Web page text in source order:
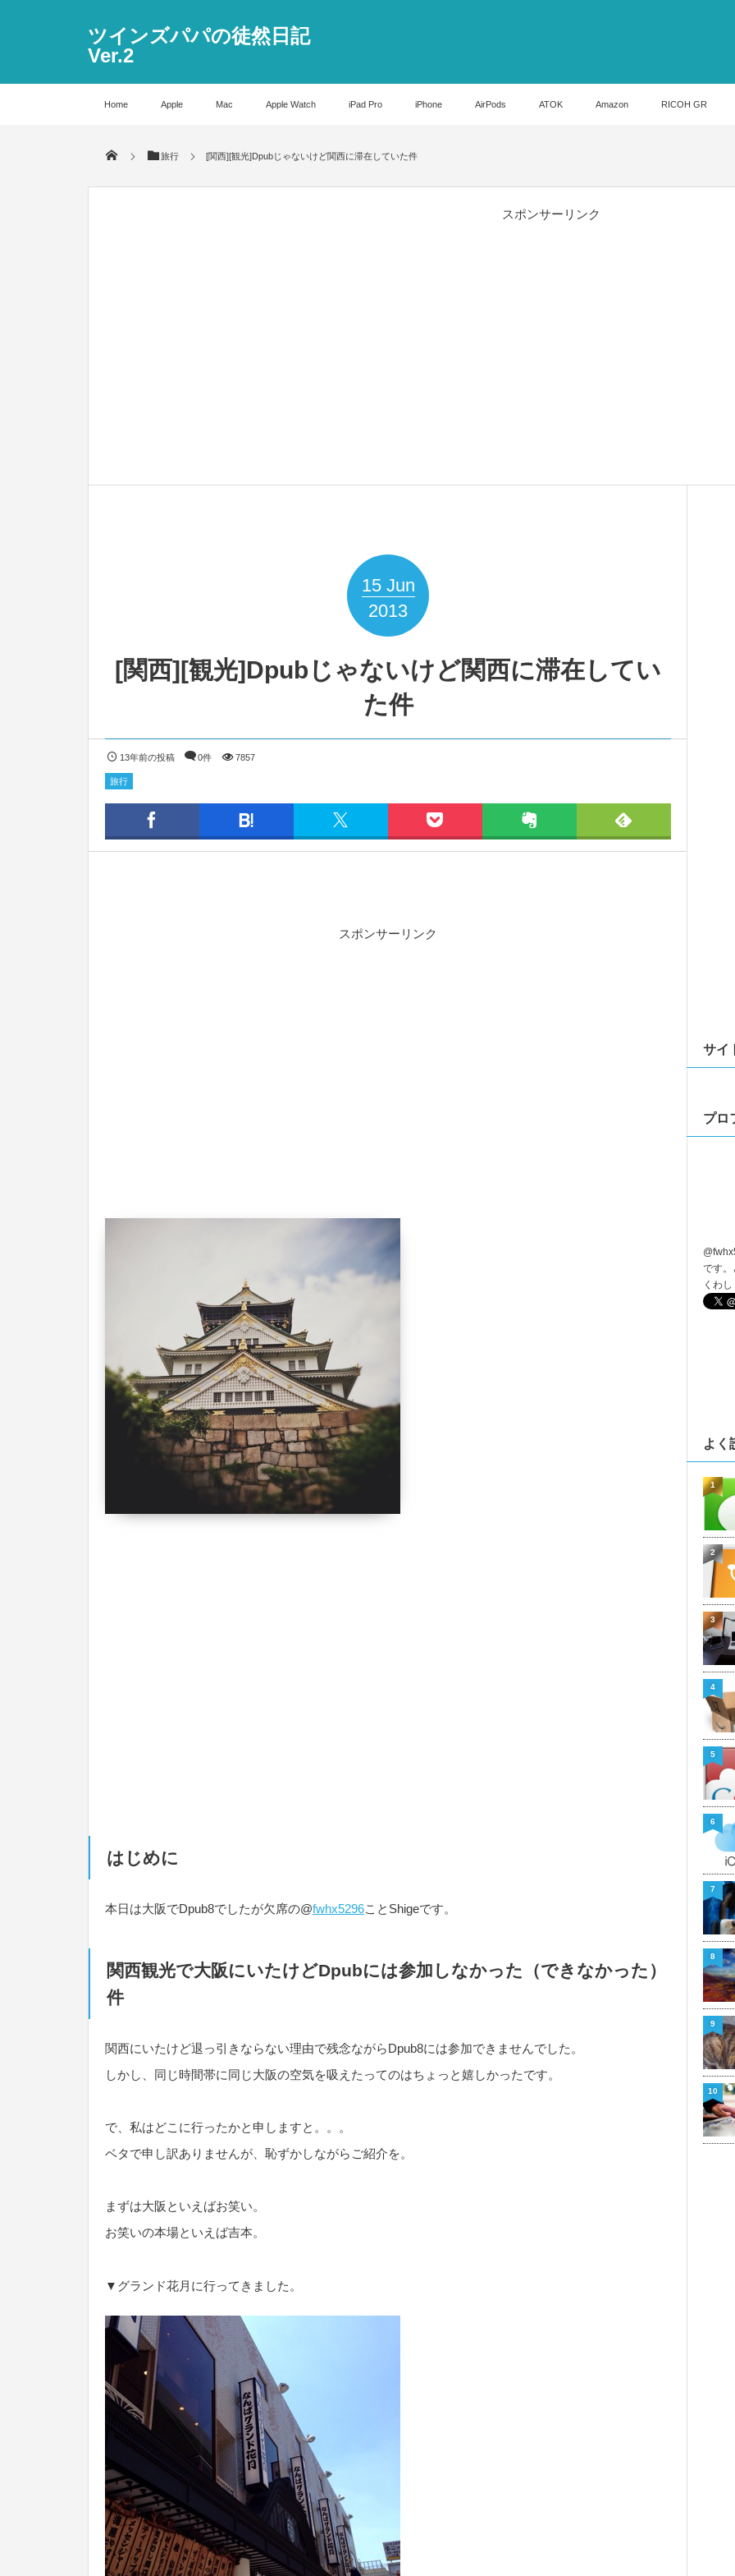
ツインズパパの徒然日記
Ver.2
Home Apple Mac Apple Watch iPad Pro iPhone AirPods ATOK Amazon RICOH GR
旅行 [関西][観光]Dpubじゃないけど関西に滞在していた件
スポンサーリンク
15 Jun
2013
[関西][観光]Dpubじゃないけど関西に滞在してい
た件
13年前の投稿 0件 7857
旅行
スポンサーリンク
はじめに
本日は大阪でDpub8でしたが欠席の@fwhx5296ことShigeです。
関西観光で大阪にいたけどDpubには参加しなかった（できなかった）
件
関西にいたけど退っ引きならない理由で残念ながらDpub8には参加できませんでした。
しかし、同じ時間帯に同じ大阪の空気を吸えたってのはちょっと嬉しかったです。
で、私はどこに行ったかと申しますと。。。
ベタで申し訳ありませんが、恥ずかしながらご紹介を。
まずは大阪といえばお笑い。
お笑いの本場といえば吉本。
▼グランド花月に行ってきました。
サイ
プロ
@
です。
くわ
よく
1
2
3
4
5
6
7
8
9
10